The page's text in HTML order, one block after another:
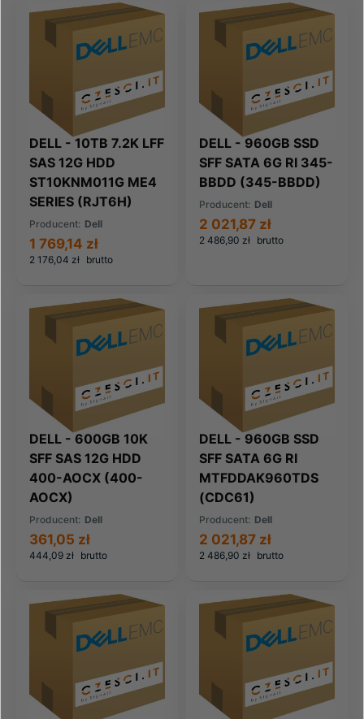
DELL - 10TB 7.2K LFF
SAS 12G HDD
ST10KNM011G ME4
SERIES (RJT6H)
Producent: Dell
2 176,04 zł brutto
1 769,14 zł
DELL - 960GB SSD
SFF SATA 6G RI 345-
BBDD (345-BBDD)
Producent: Dell
2 486,90 zł brutto
2 021,87 zł
DELL - 600GB 10K
SFF SAS 12G HDD
400-AOCX (400-
AOCX)
Producent: Dell
444,09 zł brutto
361,05 zł
DELL - 960GB SSD
SFF SATA 6G RI
MTFDDAK960TDS
(CDC61)
Producent: Dell
2 486,90 zł brutto
2 021,87 zł